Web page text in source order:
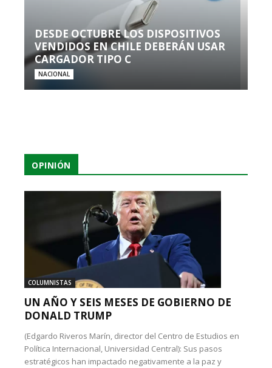
DESDE OCTUBRE LOS DISPOSITIVOS
VENDIDOS EN CHILE DEBERÁN USAR
CARGADOR TIPO C
NACIONAL
OPINIÓN
COLUMNISTAS
UN AÑO Y SEIS MESES DE GOBIERNO DE
DONALD TRUMP
(Edgardo Riveros Marín, director del Centro de Estudios en
Política Internacional, Universidad Central): Sus pasos
estratégicos han impactado negativamente a la paz y